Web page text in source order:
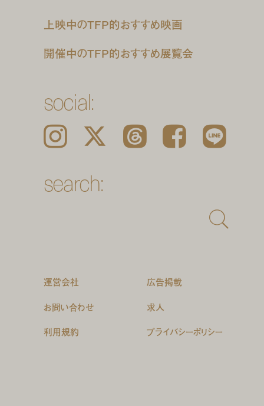
上映中のTFP的おすすめ映画
開催中のTFP的おすすめ展覧会
social:
Instagram 𝕏 Threads Facebook LINE
search:
運営会社
広告掲載
お問い合わせ
求人
利用規約
プライバシーポリシー